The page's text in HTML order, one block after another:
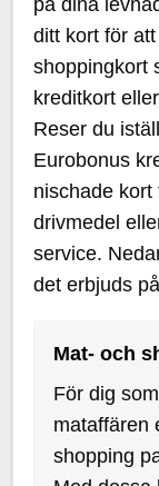
ditt kort för
shoppingkort
kreditkort
Reser du
Eurobonus
nischade
drivmedel
service.
det erbjuds
Mat- och
För dig
mataffären
shopping